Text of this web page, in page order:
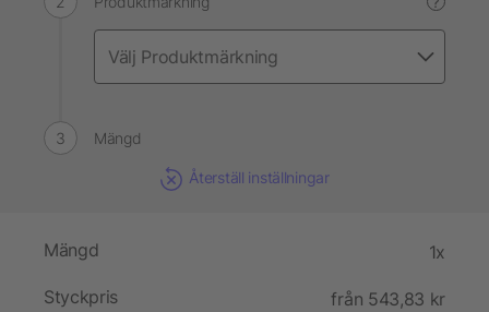
Mängd
Återställ inställningar
Mängd 1x
Styckpris
från 543,83 kr